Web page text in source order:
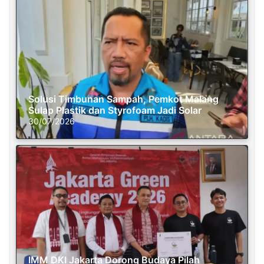
Solusi Timbunan Sampah, Pemkot Malang
Sulap Plastik dan Styrofoam Jadi Solar
30/07/2026
IMM DKI Jakarta Dorong Budaya Pilah